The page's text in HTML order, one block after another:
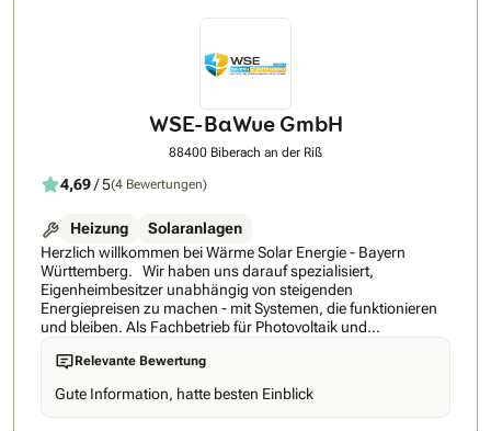
WSE-BaWue GmbH
88400 Biberach an der Riß
4,69/ 5(4 Bewertungen)
Heizung
Solaranlagen
Herzlich willkommen bei Wärme Solar Energie - Bayern
Württemberg. Wir haben uns darauf spezialisiert,
Eigenheimbesitzer unabhängig von steigenden
Energiepreisen zu machen - mit Systemen, die funktionieren
und bleiben. Als Fachbetrieb für Photovoltaik und
Wärmepumpen liegt unser Fokus nicht auf dem schnellen
Verkauf, sondern auf einer nachhaltigen, handwerklich
perfekten Umsetzung. Was uns auszeichnet? Wir wissen,
dass eine energetische Sanierung Vertrauenssache ist.
Deshalb setzen wir konsequent auf Langlebigkeit und
Relevante Bewertung
Gute Information, hatte besten Einblick